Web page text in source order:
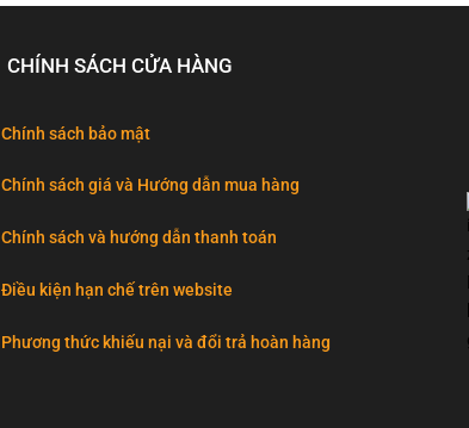
CHÍNH SÁCH CỬA HÀNG
Chính sách bảo mật
Chính sách giá và Hướng dẫn mua hàng
Chính sách và hướng dẫn thanh toán
Điều kiện hạn chế trên website
Phương thức khiếu nại và đổi trả hoàn hàng